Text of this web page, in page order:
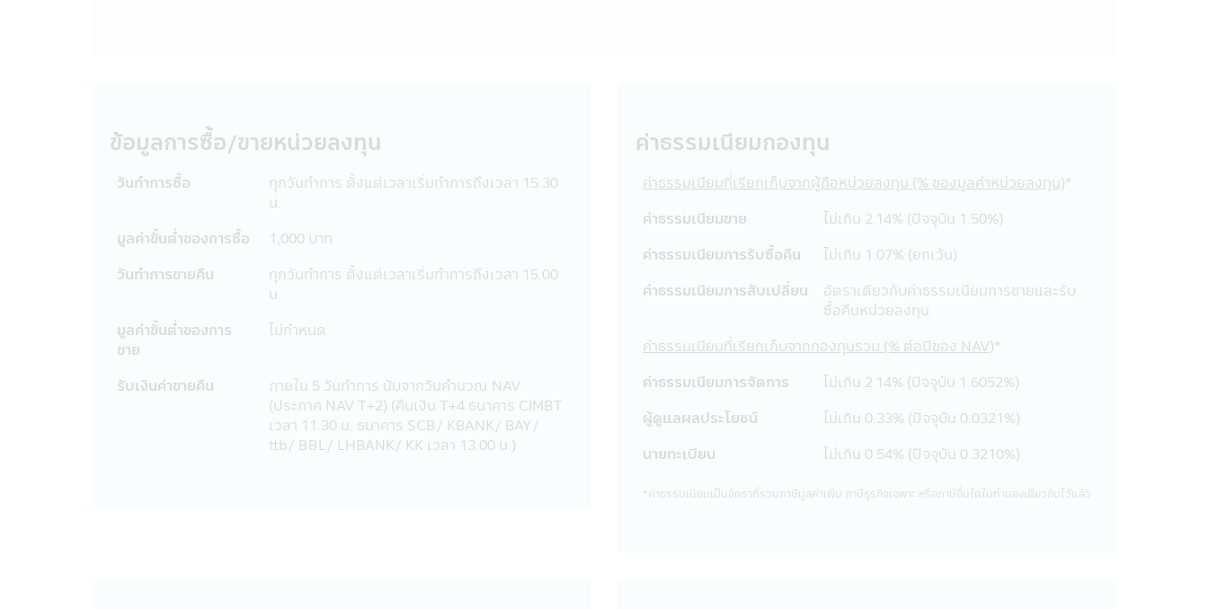
กฎหมายและความผิดที่เป็นไปตามพระราชบัญญัติ (พ.ร.บ.) ว่าด้วยการกระทำความผิดเกี่ยวกับคอมพิวเตอร์ ซึ่งผู้กระทำดังกล่าวนอกจากจะต้องรับ
ผิดชอบต่อความเสียหายในทางแพ่งแล้ว อาจต้องรับโทษในทางอาญาอีกด้วย
20. เว็บไซต์ต่างๆ ทั้งในประเทศและต่างประเทศที่ลิงก์อยู่ในแอปพลิเคชันผ่านโทรศัพท์มือถือนี้ บริษัทจัดการได้จัดรวบรวมขึ้นเพื่อความสะดวกใน
การเข้าไปชมเว็บไซต์เท่านั้น ดังนั้นการที่เว็บไซต์ดังกล่าวเสนอข้อมูล ความรู้ แนวคิด หรือเสนอการให้บริการ หรือการเสนอขายสินค้าต่างๆ ที่มีอยู่ใน
เว็บไซต์ดังกล่าวต่อผู้ที่สนใจเข้าชมเว็บไซต์นั้น โดยเฉพาะเว็บไซต์ต่างประเทศบางแห่งในปัจจุบันอาจจะยังไม่สามารถให้บริการ หรือเสนอขายสินค้า
ต่างๆ ในประเทศไทยได้ ผู้เข้าชม หรือรับบริการหรือซื้อสินค้าจากเว็บไซต์ดังกล่าวควรต้องศึกษา และตรวจสอบข้อมูล โดยละเอียดก่อนตัดสินใจรับ
บริการซื้อสินค้า หรือดำเนินการใดๆ บริษัทจัดการไม่เกี่ยวข้องกับข้อมูล หรือการเสนอให้บริการ หรือการเสนอขายสินค้าต่างๆ รวมทั้งไม่รับรองความ
ถูกต้องของข้อมูล หรือการเสนอให้บริการ หรือการเสนอขายสินค้าที่มีอยู่ในเว็บไซต์นั้น
21. ในกรณีที่ผู้เข้าเยี่ยมชมแอปพลิเคชันผ่านโทรศัพท์มือถือนี้ได้ออกจากแอปพลิเคชันผ่านโทรศัพท์มือถือนี้ไปยังเว็บไซต์อื่นๆ ที่มีลิงก์อยู่ใน
แอปพลิเคชันผ่านโทรศัพท์มือถือนี้ บริษัทจัดการขอเรียนว่า เว็บไซต์เหล่านั้นอาจมิได้อยู่ภายใต้การควบคุมของ พ.ร.บ. หลักทรัพย์และ
ตลาดหลักทรัพย์ พ.ศ. 2535 และบริษัทอาจจะยังมิได้สำรวจถึงการบริการข้อมูล หรือสินค้าของบริษัทนั้นๆ ดังนั้นบริษัทจัดการจึงมิสามารถรับประกัน
ความถูกต้องครบถ้วนของข้อมูลดังกล่าว และ รับผิดชอบต่อความเสียหายต่างๆ ที่เกิดขึ้น
22. ผู้ลงทุนควรตรวจสอบให้แน่ใจว่าผู้ขายหน่วยลงทุนเป็นบุคคลที่ได้รับความเห็นชอบจากสำนักงานคณะกรรมการ ก.ล.ต.
23. อัตราค่าธรรมเนียมการหักเงินลงทุนรายเดือนจากบัญชีธนาคารของผู้ถือหน่วยลงทุน สำหรับผู้ลงทุนที่ใช้บริการแผนการลงทุนอัตโนมัติ
(Regular Saving Plan)
- ไม่คิดค่าบริการ สำหรับผู้ลงทุนที่มียอดเงินลงทุนหักรายเดือนตั้งแต่ 5,000 บาทขึ้นไปต่อรายการ
- คิดค่าบริการ 10 บาท ต่อรายการ สำหรับผู้ลงทุนที่มียอดเงินลงทุนหักรายเดือนต่ำกว่า 5,000 บาท (ปัจจุบันยกเว้นค่าบริการ)
24. ผู้ลงทุนโปรดศึกษาเงื่อนไขการลงทุนในกองทุนรวมเพื่อการออม (SSF) / กองทุนรวมเพื่อการออมพิเศษ (SSFX) หรือหน่วยลงทุนชนิดเพื่อการ
ข้อมูลการซื้อ/ขายหน่วยลงทุน
วันทำการซื้อ
ทุกวันทำการ ตั้งแต่เวลาเริ่มทำการถึงเวลา 15.30
น.
มูลค่าขั้นตํ่าของการซื้อ
1,000 บาท
วันทำการขายคืน
ทุกวันทำการ ตั้งแต่เวลาเริ่มทำการถึงเวลา 15.00
น.
มูลค่าขั้นตํ่าของการ
ขาย
ไม่กำหนด
รับเงินค่าขายคืน
ภายใน 5 วันทําการ นับจากวันคํานวณ NAV
(ประกาศ NAV T+2) (คืนเงิน T+4 ธนาคาร CIMBT
เวลา 11.30 น. ธนาคาร SCB/ KBANK/ BAY/
ttb/ BBL/ LHBANK/ KK เวลา 13.00 น.)
ค่าธรรมเนียมกองทุน
ค่าธรรมเนียมที่เรียกเก็บจากผู้ถือหน่วยลงทุน (% ของมูลค่าหน่วยลงทุน)*
ค่าธรรมเนียมขาย
ไม่เกิน 2.14% (ปัจจุบัน 1.50%)
ค่าธรรมเนียมการรับซื้อคืน
ไม่เกิน 1.07% (ยกเว้น)
ค่าธรรมเนียมการสับเปลี่ยน
อัตราเดียวกับค่าธรรมเนียมการขายและรับ
ซื้อคืนหน่วยลงทุน
ค่าธรรมเนียมที่เรียกเก็บจากกองทุนรวม (% ต่อปีของ NAV)*
ค่าธรรมเนียมการจัดการ
ไม่เกิน 2.14% (ปัจจุบัน 1.6052%)
ผู้ดูแลผลประโยชน์
ไม่เกิน 0.33% (ปัจจุบัน 0.0321%)
นายทะเบียน
ไม่เกิน 0.54% (ปัจจุบัน 0.3210%)
*ค่าธรรมเนียมเป็นอัตราที่รวมภาษีมูลค่าเพิ่ม ภาษีธุรกิจเฉพาะ หรือภาษีอื่นใดในทํานองเดียวกันไว้แล้ว